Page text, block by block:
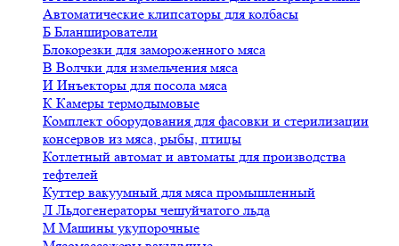
Автоматические клипсаторы для колбасы
Б Бланширователи
Блокорезки для замороженного мяса
В Волчки для измельчения мяса
И Инъекторы для посола мяса
К Камеры термодымовые
Комплект оборудования для фасовки и стерилизации
консервов из мяса, рыбы, птицы
Котлетный автомат и автоматы для производства
тефтелей
Куттер вакуумный для мяса промышленный
Л Льдогенераторы чешуйчатого льда
М Машины укупорочные